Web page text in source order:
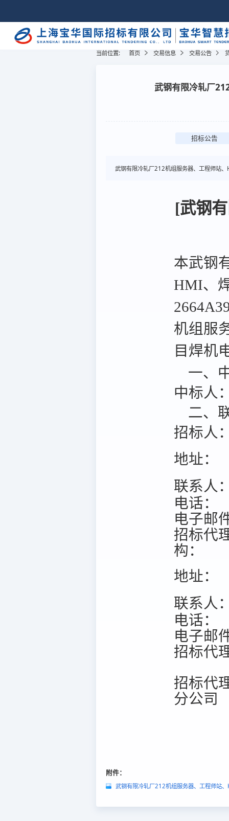
当前位置: 首页 交易信息 交易公告
武钢有限冷轧厂
招标公告
武钢有限冷轧厂212机组服务器、工程师站
[武钢
本武钢
HMI、
机组服
目焊机
一、
中标人
二、
招标人
地址：
联系人
电话：
电子邮
招标代
构：
地址：
联系人
电话：
电子邮
招标代
招标代
分公司
附件：
武钢有限冷轧厂212机组服务器、工程师站